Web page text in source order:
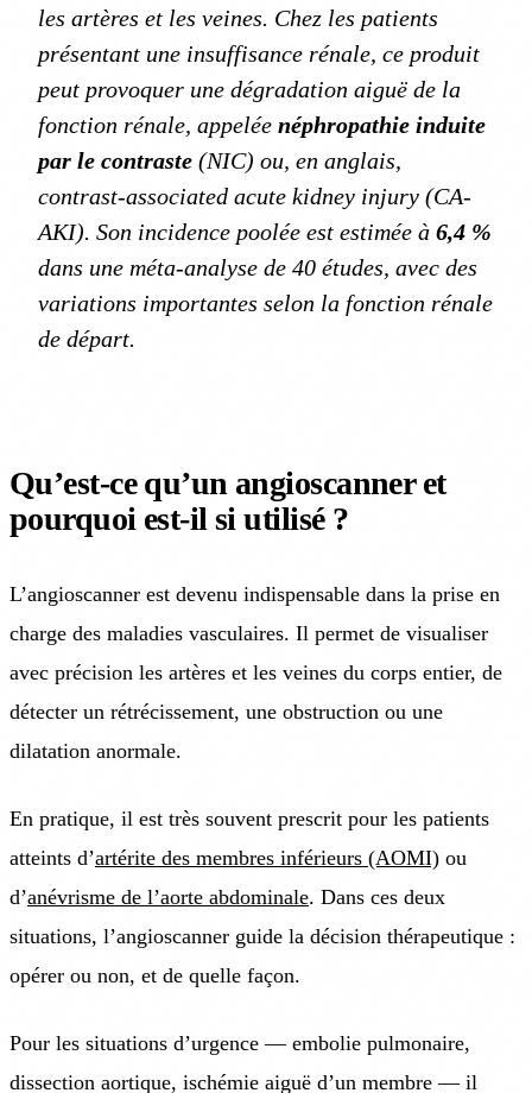
les artères et les veines. Chez les patients
présentant une insuffisance rénale, ce produit
peut provoquer une dégradation aiguë de la
fonction rénale, appelée néphropathie induite
par le contraste (NIC) ou, en anglais,
contrast-associated acute kidney injury (CA-
AKI). Son incidence poolée est estimée à 6,4 %
dans une méta-analyse de 40 études, avec des
variations importantes selon la fonction rénale
de départ.
Qu’est-ce qu’un angioscanner et
pourquoi est-il si utilisé ?
L’angioscanner est devenu indispensable dans la prise en
charge des maladies vasculaires. Il permet de visualiser
avec précision les artères et les veines du corps entier, de
détecter un rétrécissement, une obstruction ou une
dilatation anormale.
En pratique, il est très souvent prescrit pour les patients
atteints d’artérite des membres inférieurs (AOMI) ou
d’anévrisme de l’aorte abdominale. Dans ces deux
situations, l’angioscanner guide la décision thérapeutique :
opérer ou non, et de quelle façon.
Pour les situations d’urgence — embolie pulmonaire,
dissection aortique, ischémie aiguë d’un membre — il